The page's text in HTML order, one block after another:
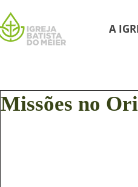
A
Missões no